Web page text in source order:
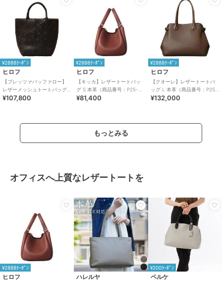
¥2888ｸｰﾎﾟﾝ
ヒロフ
【ブレッツァバッファロー】
レザーメッシュトートバッグ
M 本革 ステッチ（商品番号：
¥107,800
¥2888ｸｰﾎﾟﾝ
ヒロフ
【キッカ】レザートートバッ
グ S 本革（商品番号：P25-
35662）
¥81,400
¥2888ｸｰﾎﾟﾝ
ヒロフ
【クオーレ】レザートートバ
ッグ L 本革（商品番号：P25-
35443）
¥132,000
もっとみる
オフィスへ上質なレザートートを
¥2888ｸｰﾎﾟﾝ
ヒロフ ハレルヤ
¥200ｸｰﾎﾟﾝ
ペルケ